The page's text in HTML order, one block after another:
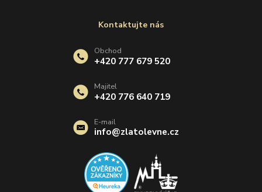
Kontaktujte nás
Obchod
+420 777 679 520
Majitel
+420 776 640 719
E-mail
info@zlatolevne.cz